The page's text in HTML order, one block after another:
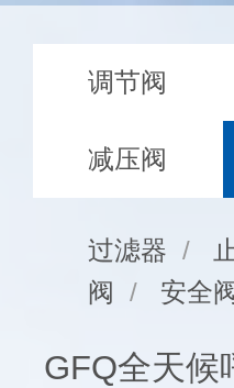
调节阀
减压阀
过滤器 /
阀 / 安全
GFQ全天候